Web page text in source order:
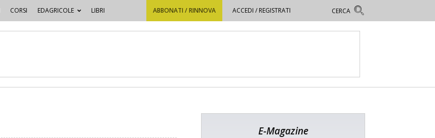
CORSI EDAGRICOLE LIBRI ABBONATI / RINNOVA ACCEDI / REGISTRATI
E-Magazine